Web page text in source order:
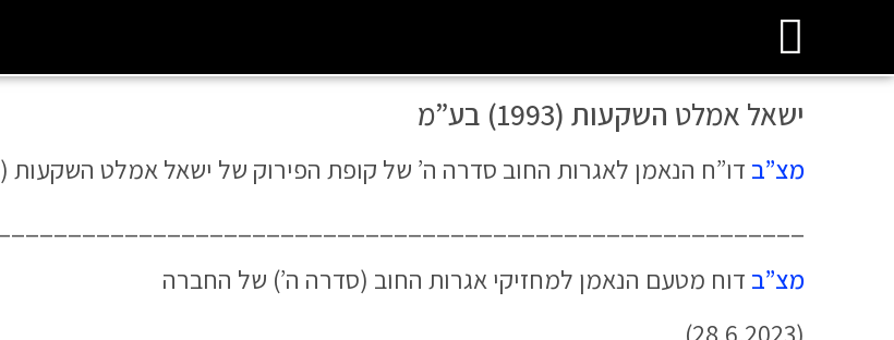
ישאל אמלט השקעות (1993) בע”מ
מצ”ב דו”ח הנאמן לאגרות החוב סדרה ה’ של קופת הפירוק של ישאל אמלט השקעות (1993) בע”מ לשנת 2023 (18.6.2024)
מצ”ב דוח מטעם הנאמן למחזיקי אגרות החוב (סדרה ה’) של החברה